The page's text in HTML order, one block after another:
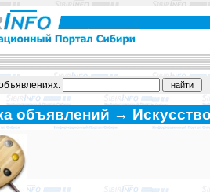
объявлений →